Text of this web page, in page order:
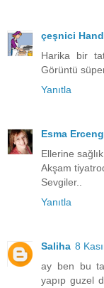
çeşnici
Harika bir
Görüntü
Yanıtla
Esma
Ellerine
Akşam
Sevgiler..
Yanıtla
Saliha 8
ay ben bu
yapıp guzel